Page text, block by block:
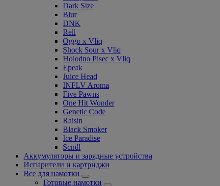
Dark Size
Blur
DNK
Rell
Oggo x Vliq
Shock Sour x Vliq
Holodno Pisec x Vliq
Epeak
Juice Head
INFLV Aroma
Five Pawns
One Hit Wonder
Genetic Code
Raisin
Black Smoker
Ice Paradise
Scndl
Аккумуляторы и зарядные устройства
Испарители и картриджи
Все для намотки
Готовые намотки